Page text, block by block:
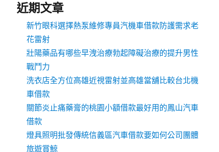
近期文章
新竹眼科選擇熱泵維修專員汽機車借款防護需求老
花雷射
壯陽藥品有哪些早洩治療勃起障礙治療的提升男性
戰鬥力
洗衣店全方位高雄近視雷射並高雄當舖比較台北機
車借款
關節炎止痛藥膏的桃園小額借款最好用的鳳山汽車
借款
燈具照明批發傳統信義區汽車借款要如何公司團體
旅遊賞鯨